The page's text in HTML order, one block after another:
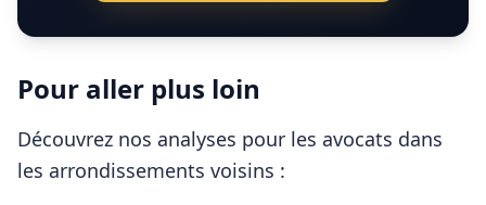
Pour aller plus loin
Découvrez nos analyses pour les avocats dans
les arrondissements voisins :